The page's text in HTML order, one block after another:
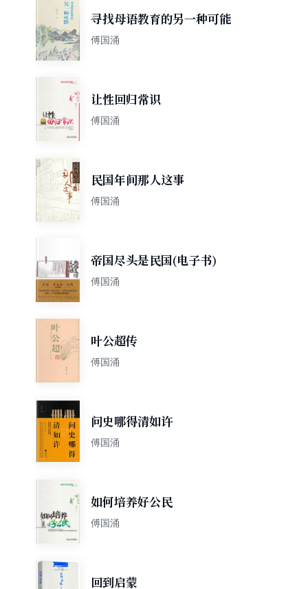
寻找母语教育的另一种可能
傅国涌
让性回归常识
傅国涌
民国年间那人这事
傅国涌
帝国尽头是民国(电子书)
傅国涌
叶公超传
傅国涌
问史哪得清如许
傅国涌
如何培养好公民
傅国涌
回到启蒙